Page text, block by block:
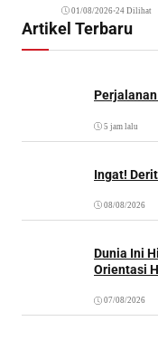
01/08/2026•24 Dilihat
Artikel Terbaru
5 jam lalu
Ingat!
08/08/2026
Dunia Ini
Orientasi
07/08/2026